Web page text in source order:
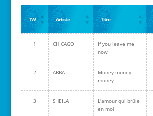
TW Artiste Titre
1 CHICAGO
If you leave me
now
2 ABBA
Money money
money
3 SHEILA
L'amour qui brûle
en moi